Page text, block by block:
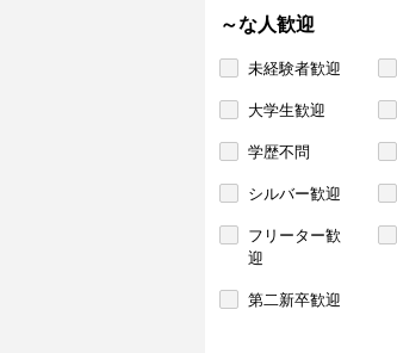
～な人歓迎
未経験者歓迎
大学生歓迎
学歴不問
シルバー歓迎
フリーター歓
迎
第二新卒歓迎